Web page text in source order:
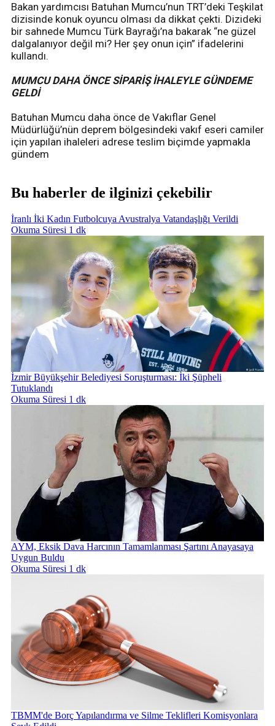
Bakan yardımcısı Batuhan Mumcu’nun TRT’deki Teşkilat
dizisinde konuk oyuncu olması da dikkat çekti. Dizideki
bir sahnede Mumcu Türk Bayrağı’na bakarak “ne güzel
dalgalanıyor değil mi? Her şey onun için” ifadelerini
kullandı.
MUMCU DAHA ÖNCE SİPARİŞ İHALEYLE GÜNDEME
GELDİ
Batuhan Mumcu daha önce de Vakıflar Genel
Müdürlüğü’nün deprem bölgesindeki vakıf eseri camiler
için yapılan ihaleleri adrese teslim biçimde yapmakla
gündem
Bu haberler de ilginizi çekebilir
İranlı İki Kadın Futbolcuya Avustralya Vatandaşlığı Verildi
Okuma Süresi 1 dk
İzmir Büyükşehir Belediyesi Soruşturması: İki Şüpheli
Tutuklandı
Okuma Süresi 1 dk
AYM, Eksik Dava Harcının Tamamlanması Şartını Anayasaya
Uygun Buldu
Okuma Süresi 1 dk
TBMM'de Borç Yapılandırma ve Silme Teklifleri Komisyonlara